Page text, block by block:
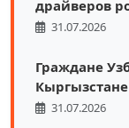
драйверов
31.07.2026
Граждане
31.07.2026